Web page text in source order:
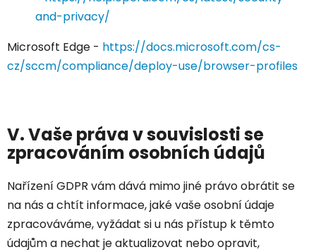
and-privacy/
Microsoft Edge - https://docs.microsoft.com/cs-
cz/sccm/compliance/deploy-use/browser-profiles
V. Vaše práva v souvislosti se
zpracováním osobních údajů
Nařízení GDPR vám dává mimo jiné právo obrátit se
na nás a chtít informace, jaké vaše osobní údaje
zpracováváme, vyžádat si u nás přístup k těmto
údajům a nechat je aktualizovat nebo opravit,